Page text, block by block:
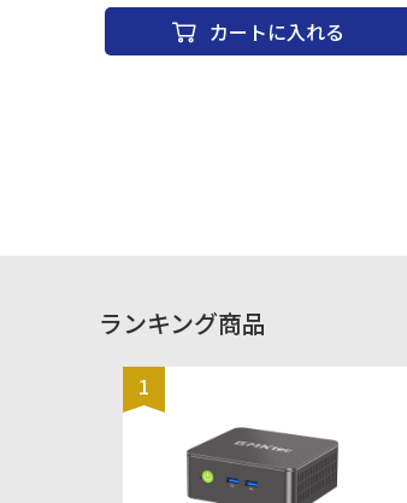
ョン等）がありますが、状態の確認のお問い合わせはお
断りさせて頂いております。 (※)こちらの商品につきま
してはご購入後お客様ご都合によりますご返品は一切お
■バックライト搭載：○ ■RGBバックライト：○ ■トラ
ックボール搭載：- ■Mac用キー配列：- ■マウス付：- ■
880 g ■カラー：シルバー
カートに入れる
ランキング商品
1